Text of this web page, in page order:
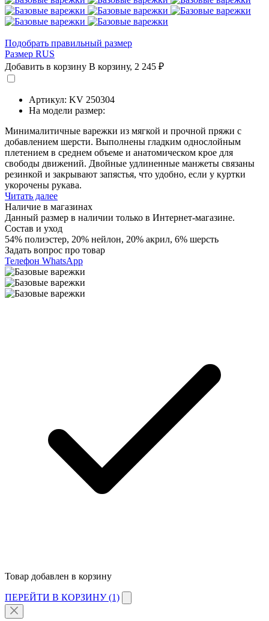
Подобрать правильный размер
Размер RUS
Добавить в корзину В корзину, 2 245 ₽
Артикул: KV 250304
На модели размер:
Минималитичные варежки из мягкой и прочной пряжи с
добавлением шерсти. Выполнены гладким однослойным
плетением в среднем объеме и анатомическом крое для
свободы движений. Двойные удлиненные манжеты связаны
резинкой и закрывают запястья, что удобно, если у куртки
укорочены рукава.
Читать далее
Наличие в магазинах
Данный размер в наличии только в Интернет-магазине.
Состав и уход
54% полиэстер, 20% нейлон, 20% акрил, 6% шерсть
Задать вопрос про товар
Телефон WhatsApp
Товар добавлен в корзину
ПЕРЕЙТИ В КОРЗИНУ (1)